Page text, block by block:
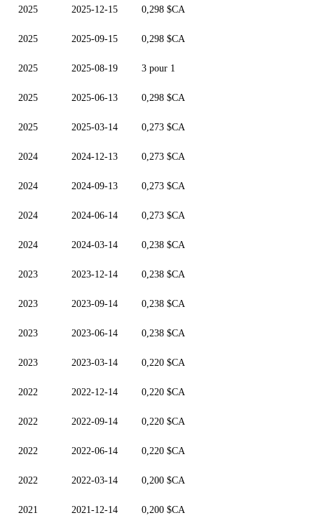
2025 2025-12-15 0,298 $CA
2025 2025-09-15 0,298 $CA
2025 2025-08-19 3 pour 1
2025 2025-06-13 0,298 $CA
2025 2025-03-14 0,273 $CA
2024 2024-12-13 0,273 $CA
2024 2024-09-13 0,273 $CA
2024 2024-06-14 0,273 $CA
2024 2024-03-14 0,238 $CA
2023 2023-12-14 0,238 $CA
2023 2023-09-14 0,238 $CA
2023 2023-06-14 0,238 $CA
2023 2023-03-14 0,220 $CA
2022 2022-12-14 0,220 $CA
2022 2022-09-14 0,220 $CA
2022 2022-06-14 0,220 $CA
2022 2022-03-14 0,200 $CA
2021 2021-12-14 0,200 $CA